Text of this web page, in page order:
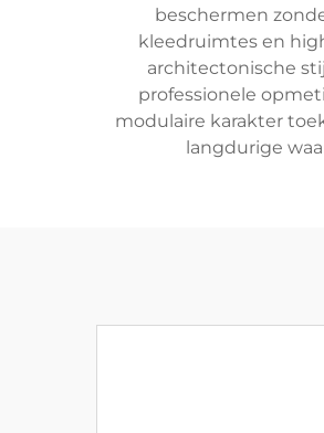
beschermen
kleedruimtes en
architectonische
professionele
modulaire karakter
langdurige